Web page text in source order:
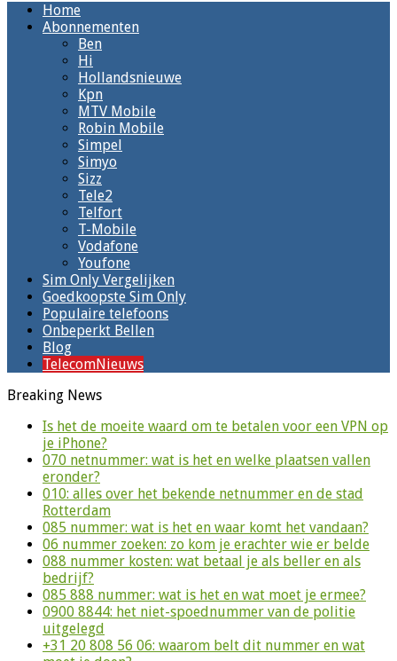
Home
Abonnementen
Ben
Hi
Hollandsnieuwe
Kpn
MTV Mobile
Robin Mobile
Simpel
Simyo
Sizz
Tele2
Telfort
T-Mobile
Vodafone
Youfone
Sim Only Vergelijken
Goedkoopste Sim Only
Populaire telefoons
Onbeperkt Bellen
Blog
TelecomNieuws
Breaking News
Is het de moeite waard om te betalen voor een VPN op
je iPhone?
070 netnummer: wat is het en welke plaatsen vallen
eronder?
010: alles over het bekende netnummer en de stad
Rotterdam
085 nummer: wat is het en waar komt het vandaan?
06 nummer zoeken: zo kom je erachter wie er belde
088 nummer kosten: wat betaal je als beller en als
bedrijf?
085 888 nummer: wat is het en wat moet je ermee?
0900 8844: het niet-spoednummer van de politie
uitgelegd
+31 20 808 56 06: waarom belt dit nummer en wat